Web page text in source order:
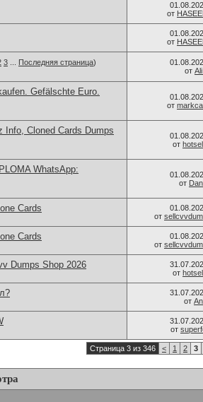
от
от
3 Последняя страница)
от
Gefälschte Euro.
от
Info, Cloned Cards Dumps
от
WhatsApp:
от
Cards
от
Cards
от
Dumps Shop 2026
от
от
от
Страница 3 из 346 < 1 2 3